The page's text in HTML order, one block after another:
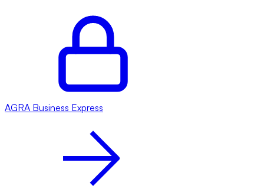
AGRA Business Express